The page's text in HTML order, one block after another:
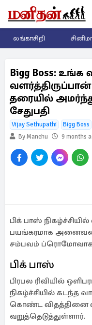
லங்காசிறி
Bigg Boss: உங்க
தரையில்
சேதுபதி
Vijay Sethupathi Bigg Boss
By Manchu
9 months
பிக் பாஸ்
பயங்கரமாக
சம்பவம் ப்ரொமோவாக
பிக் பாஸ்
பிரபல ரிவியில்
நிகழ்ச்சியில் கடந்த
கொண்ட விதத்தினை
வறுத்தெடுத்துள்ளார்.